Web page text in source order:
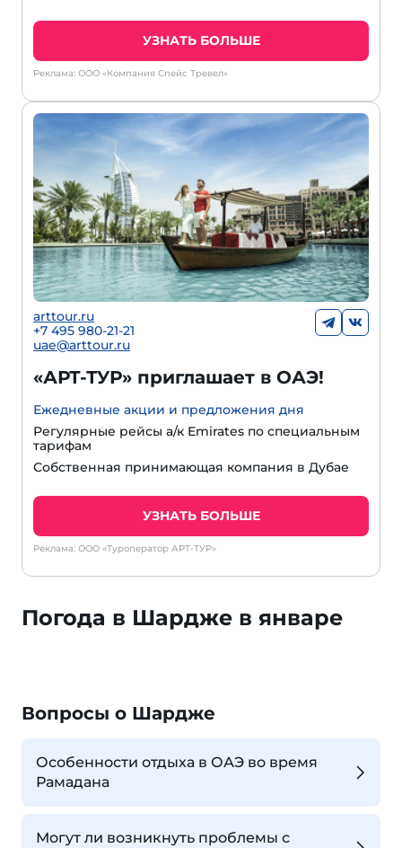
УЗНАТЬ БОЛЬШЕ
Реклама: ООО «Компания Спейс Тревел»
arttour.ru
+7 495 980-21-21
uae@arttour.ru
«АРТ-ТУР» приглашает в ОАЭ!
Ежедневные акции и предложения дня
Регулярные рейсы а/к Emirates по специальным
тарифам
Собственная принимающая компания в Дубае
УЗНАТЬ БОЛЬШЕ
Реклама: ООО «Туроператор АРТ-ТУР»
Погода в Шардже в январе
Вопросы о Шардже
Особенности отдыха в ОАЭ во время
Рамадана
Могут ли возникнуть проблемы с